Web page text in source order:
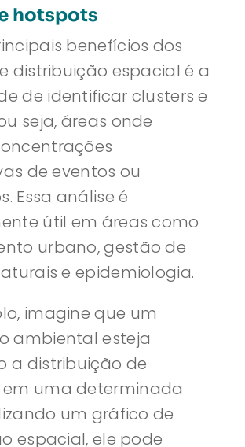
hotspots
benefícios dos
distribuição espacial é a
de identificar clusters e
seja, áreas onde
de eventos ou
Essa análise é
útil em áreas como
urbano, gestão de
e epidemiologia.
imagine que um
ambiental esteja
a distribuição de
uma determinada
um gráfico de
espacial, ele pode